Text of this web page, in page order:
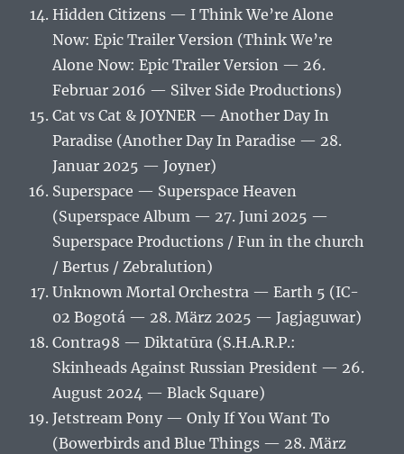
Hidden Citizens — I Think We’re Alone
Now: Epic Trailer Version (Think We’re
Alone Now: Epic Trailer Version — 26.
Februar 2016 — Silver Side Productions)
Cat vs Cat & JOYNER — Another Day In
Paradise (Another Day In Paradise — 28.
Januar 2025 — Joyner)
Superspace — Superspace Heaven
(Superspace Album — 27. Juni 2025 —
Superspace Productions / Fun in the church
/ Bertus / Zebralution)
Unknown Mortal Orchestra — Earth 5 (IC-
02 Bogotá — 28. März 2025 — Jagjaguwar)
Contra98 — Diktatūra (S.H.A.R.P.:
Skinheads Against Russian President — 26.
August 2024 — Black Square)
Jetstream Pony — Only If You Want To
(Bowerbirds and Blue Things — 28. März